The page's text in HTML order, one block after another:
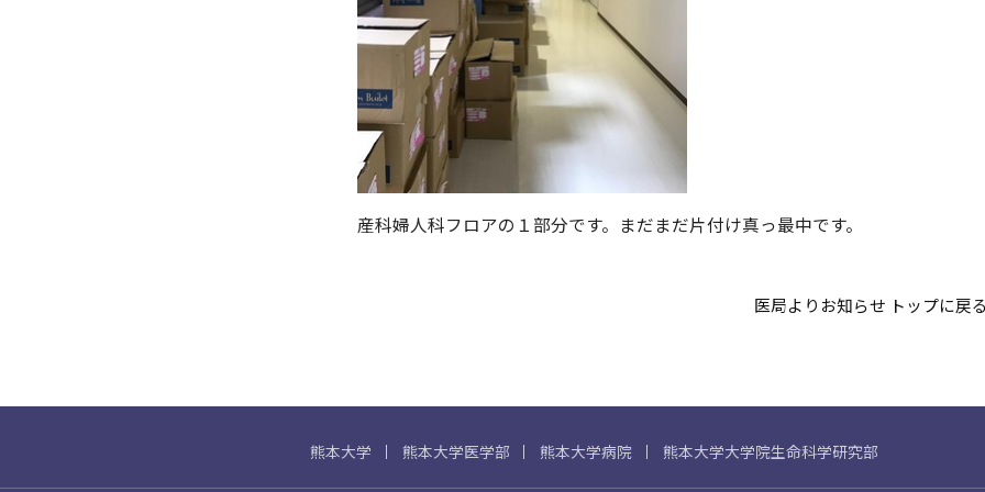
産科婦人科フロアの１部分です。まだまだ片付け真っ最中です。
医局よりお知らせ トップに戻
熊本大学 熊本大学医学部 熊本大学病院 熊本大学大学院生命科学研究部